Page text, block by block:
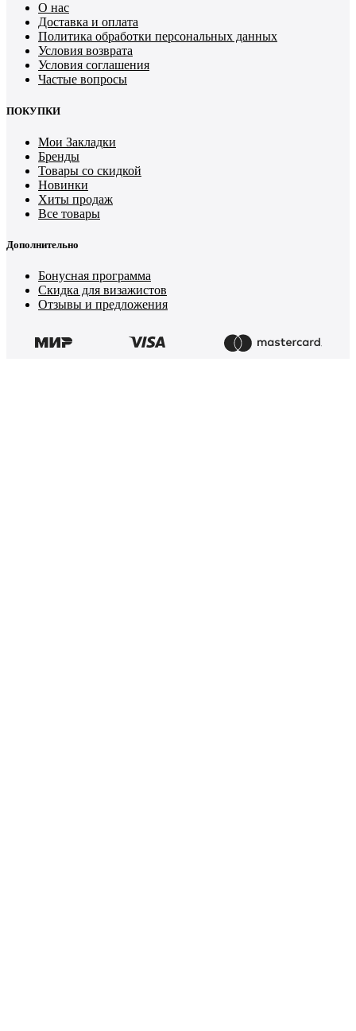
О нас
Доставка и оплата
Политика обработки персональных данных
Условия возврата
Условия соглашения
Частые вопросы
ПОКУПКИ
Мои Закладки
Бренды
Товары со скидкой
Новинки
Хиты продаж
Все товары
Дополнительно
Бонусная программа
Скидка для визажистов
Отзывы и предложения